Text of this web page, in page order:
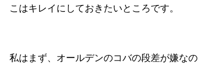
こはキレイにしておきたいところです。
私はまず、オールデンのコバの段差が嫌なの